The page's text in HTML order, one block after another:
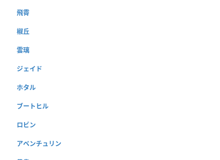
飛霄
椒丘
雲璃
ジェイド
ホタル
ブートヒル
ロビン
アベンチュリン